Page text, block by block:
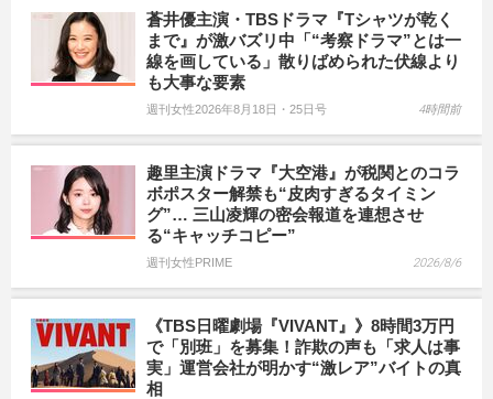
蒼井優主演・TBSドラマ『Tシャツが乾く
まで』が激バズリ中「“考察ドラマ”とは一
線を画している」散りばめられた伏線より
も大事な要素
週刊女性2026年8月18日・25日号 4時間前
趣里主演ドラマ『大空港』が税関とのコラ
ボポスター解禁も“皮肉すぎるタイミン
グ”… 三山凌輝の密会報道を連想させ
る“キャッチコピー”
週刊女性PRIME 2026/8/6
《TBS日曜劇場『VIVANT』》8時間3万円
で「別班」を募集！詐欺の声も「求人は事
実」運営会社が明かす“激レア”バイトの真
相